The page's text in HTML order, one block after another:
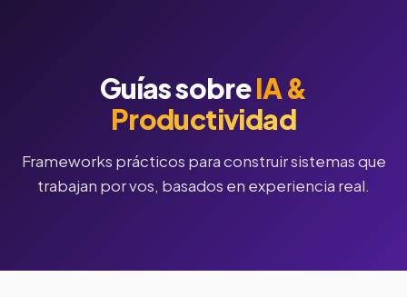
Guías sobreIA &
Productividad
Frameworks prácticos para construir sistemas que
trabajan por vos, basados en experiencia real.